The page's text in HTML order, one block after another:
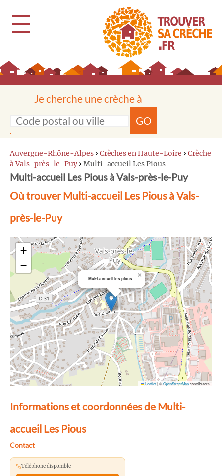
☰
Je cherche une crèche à
GO
Auvergne-Rhône-Alpes › Crèches en Haute-Loire › Crèche
à Vals-près-le-Puy › Multi-accueil Les Pious
Multi-accueil Les Pious à Vals-près-le-Puy
Où trouver Multi-accueil Les Pious à Vals-
près-le-Puy
Multi-accueil les pious ×
+
−
Leaflet|©OpenStreetMapcontributors
Informations et coordonnées de Multi-
accueil Les Pious
Contact
Téléphone disponible